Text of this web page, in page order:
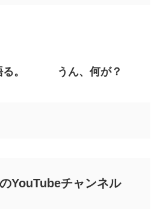
語る。 うん、何が？
YouTubeチャンネル